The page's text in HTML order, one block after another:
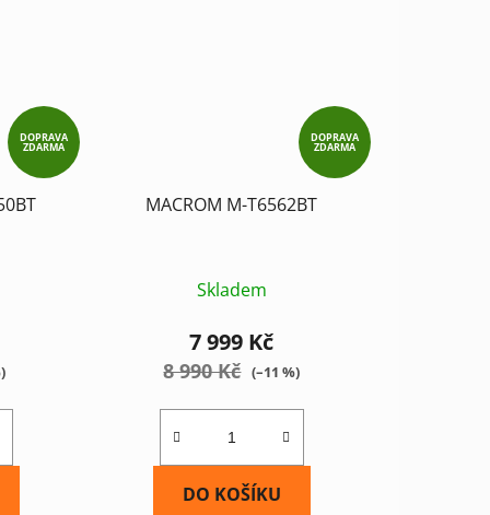
DOPRAVA
ZDARMA
DOPRAVA
ZDARMA
MACROM M-T6562BT
Skladem
7 999 Kč
8 990 Kč (–11 %)
DO KOŠÍKU